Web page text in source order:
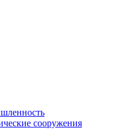
сооружения